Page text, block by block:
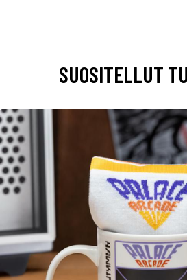
SUOSITELLUT